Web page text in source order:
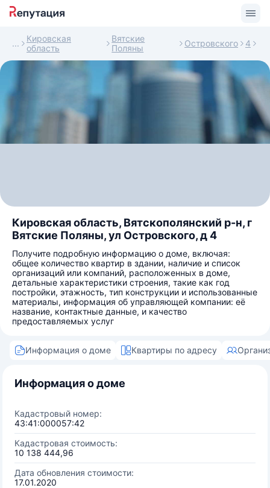
Кировская
область
Вятские
Поляны
Островского 4
Кировская область, Вятскополянский р-н, г
Вятские Поляны, ул Островского, д 4
Получите подробную информацию о доме, включая:
общее количество квартир в здании, наличие и список
организаций или компаний, расположенных в доме,
детальные характеристики строения, такие как год
постройки, этажность, тип конструкции и использованные
материалы, информация об управляющей компании: её
название, контактные данные, и качество
предоставляемых услуг
Информация о доме Квартиры по адресу
Информация о доме
Кадастровый номер:
43:41:000057:42
Кадастровая стоимость:
10 138 444,96
Дата обновления стоимости:
17.01.2020